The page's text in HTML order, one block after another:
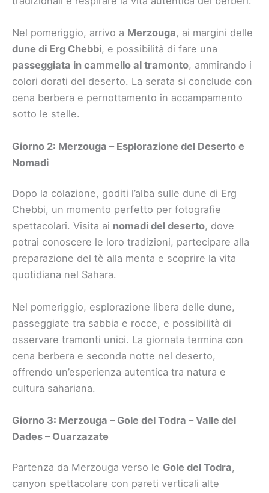
Nel pomeriggio, arrivo a Merzouga, ai margini delle
dune di Erg Chebbi, e possibilità di fare una
passeggiata in cammello al tramonto, ammirando i
colori dorati del deserto. La serata si conclude con
cena berbera e pernottamento in accampamento
sotto le stelle.
Giorno 2: Merzouga – Esplorazione del Deserto e
Nomadi
Dopo la colazione, goditi l’alba sulle dune di Erg
Chebbi, un momento perfetto per fotografie
spettacolari. Visita ai nomadi del deserto, dove
potrai conoscere le loro tradizioni, partecipare alla
preparazione del tè alla menta e scoprire la vita
quotidiana nel Sahara.
Nel pomeriggio, esplorazione libera delle dune,
passeggiate tra sabbia e rocce, e possibilità di
osservare tramonti unici. La giornata termina con
cena berbera e seconda notte nel deserto,
offrendo un’esperienza autentica tra natura e
cultura sahariana.
Giorno 3: Merzouga – Gole del Todra – Valle del
Dades – Ouarzazate
Partenza da Merzouga verso le Gole del Todra,
canyon spettacolare con pareti verticali alte